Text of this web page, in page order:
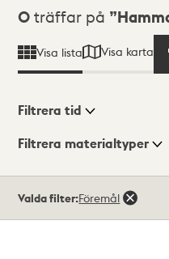
Sökresultat
0 träffar på
Visa lista Visa karta
Visningsläge
Filtrera tid
Filtrera materialtyper
träffar
Valda filter:Föremål